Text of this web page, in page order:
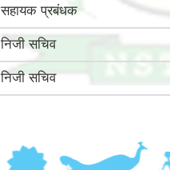
सहायक प्रबंधक
निजी सचिव
निजी सचिव